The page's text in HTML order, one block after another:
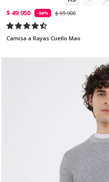
$ 49.950 -50% $ 99.900
Camisa a Rayas Cuello Mao